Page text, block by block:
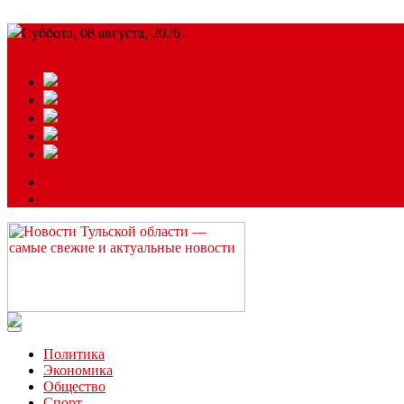
Суббота, 08 августа, 2026
Читайте последние новости дня в Тульской области на сайте
Политика
Экономика
Общество